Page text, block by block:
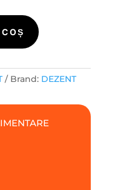
Brand: DEZENT